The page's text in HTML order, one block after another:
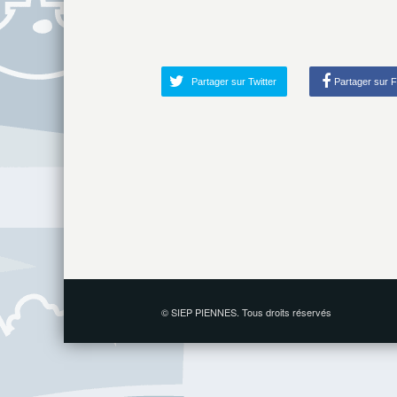
Partager sur Twitter Partager sur
© SIEP PIENNES. Tous droits réservés